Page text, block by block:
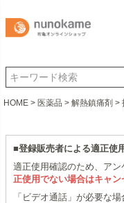
HOME 医薬品 解熱鎮痛剤
■登録販売者による適正使
適正使用確認のため、アン
正使用でない場合はキャン
「ビデオ通話」が必要な場